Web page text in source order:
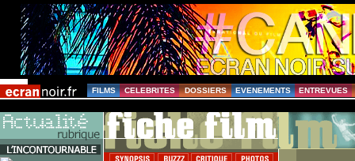
FILMS CELEBRITES DOSSIERS EVENEMENTS ENTREVUES